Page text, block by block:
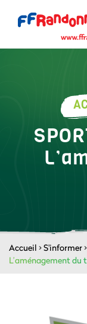
Accueil >S'informer>
L’aménagement du